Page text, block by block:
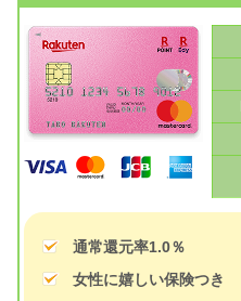
通常還元率1.0％
女性に嬉しい保険つき